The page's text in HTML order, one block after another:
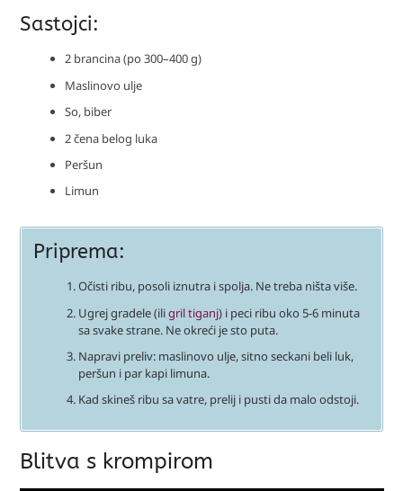
Sastojci:
2 brancina (po 300–400 g)
Maslinovo ulje
So, biber
2 čena belog luka
Peršun
Limun
Priprema:
Očisti ribu, posoli iznutra i spolja. Ne treba ništa više.
Ugrej gradele (iligril tiganj) i peci ribu oko 5-6 minuta
sa svake strane. Ne okreći je sto puta.
Napravi preliv: maslinovo ulje, sitno seckani beli luk,
peršun i par kapi limuna.
Kad skineš ribu sa vatre, prelij i pusti da malo odstoji.
Blitva s krompirom